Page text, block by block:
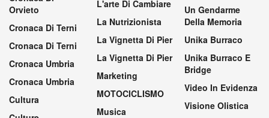
Orvieto
Cronaca Di Terni
Cronaca Di Terni
Cronaca Umbria
Cronaca Umbria
Cultura
L'arte Di Cambiare
La Nutrizionista
La Vignetta Di Pier
La Vignetta Di Pier
Marketing
MOTOCICLISMO
Musica
Un Gendarme
Della Memoria
Unika Burraco
Unika Burraco E
Bridge
Video In Evidenza
Visione Olistica